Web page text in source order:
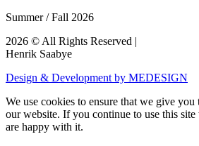
Summer / Fall 2026
2026 © All Rights Reserved |
Henrik Saabye
Design & Development by MEDESIGN
We use cookies to ensure that we give you
our website. If you continue to use this
are happy with it.